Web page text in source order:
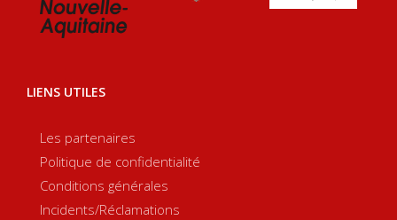
LIENS UTILES
Les partenaires
Politique de confidentialité
Conditions générales
Incidents/Réclamations